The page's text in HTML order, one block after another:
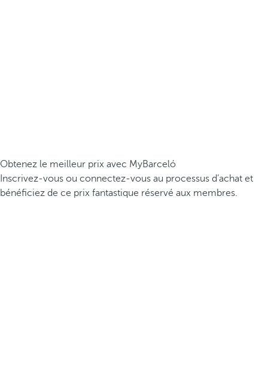
Obtenez le meilleur prix avec MyBarceló
Inscrivez-vous ou connectez-vous au processus d’achat et
bénéficiez de ce prix fantastique réservé aux membres.